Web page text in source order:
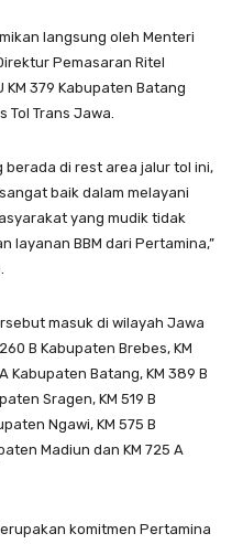
langsung oleh Menteri
Pemasaran Ritel
KM 379 Kabupaten Batang
Trans Jawa.
berada di rest area jalur tol ini,
baik dalam melayani
yang mudik tidak
layanan BBM dari Pertamina,”
masuk di wilayah Jawa
B Kabupaten Brebes, KM
Kabupaten Batang, KM 389 B
Sragen, KM 519 B
Ngawi, KM 575 B
Madiun dan KM 725 A
komitmen Pertamina